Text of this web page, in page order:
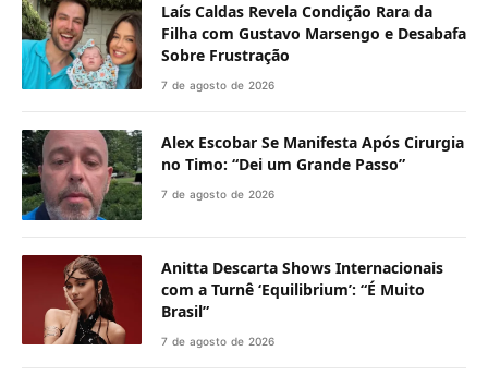
Laís Caldas Revela Condição Rara da
Filha com Gustavo Marsengo e Desabafa
Sobre Frustração
7 de agosto de 2026
Alex Escobar Se Manifesta Após Cirurgia
no Timo: “Dei um Grande Passo”
7 de agosto de 2026
Anitta Descarta Shows Internacionais
com a Turnê ‘Equilibrium’: “É Muito
Brasil”
7 de agosto de 2026